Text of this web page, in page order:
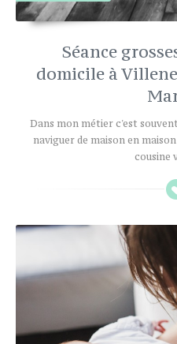
Séance
domicile à
Dans mon métier c'est
naviguer de maison en
cousine